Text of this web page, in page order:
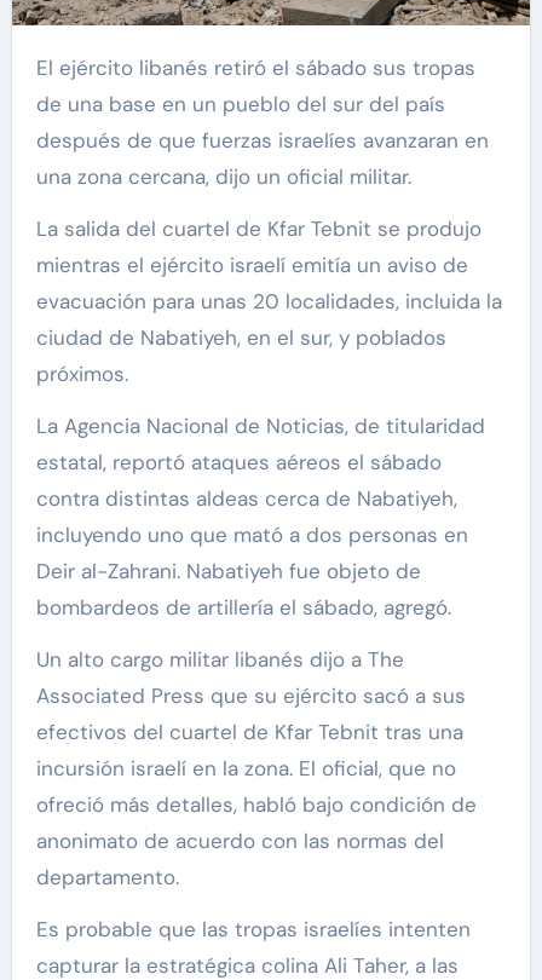
El ejército libanés retiró el sábado sus tropas
de una base en un pueblo del sur del país
después de que fuerzas israelíes avanzaran en
una zona cercana, dijo un oficial militar.
La salida del cuartel de Kfar Tebnit se produjo
mientras el ejército israelí emitía un aviso de
evacuación para unas 20 localidades, incluida la
ciudad de Nabatiyeh, en el sur, y poblados
próximos.
La Agencia Nacional de Noticias, de titularidad
estatal, reportó ataques aéreos el sábado
contra distintas aldeas cerca de Nabatiyeh,
incluyendo uno que mató a dos personas en
Deir al-Zahrani. Nabatiyeh fue objeto de
bombardeos de artillería el sábado, agregó.
Un alto cargo militar libanés dijo a The
Associated Press que su ejército sacó a sus
efectivos del cuartel de Kfar Tebnit tras una
incursión israelí en la zona. El oficial, que no
ofreció más detalles, habló bajo condición de
anonimato de acuerdo con las normas del
departamento.
Es probable que las tropas israelíes intenten
capturar la estratégica colina Ali Taher, a las